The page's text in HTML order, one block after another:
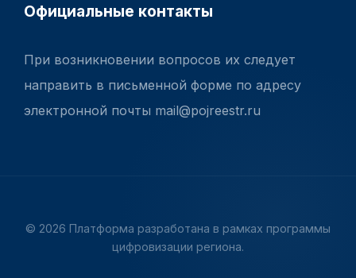
Официальные контакты
При возникновении вопросов их следует
направить в письменной форме по адресу
электронной почты mail@pojreestr.ru
© 2026 Платформа разработана в рамках программы
цифровизации региона.